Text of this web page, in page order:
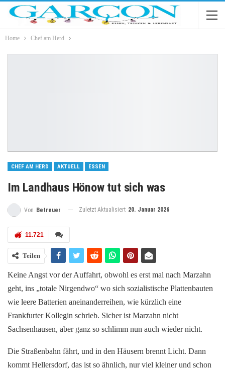
Home Chef am Herd
CHEF AM HERD AKTUELL ESSEN
Im Landhaus Hönow tut sich was
Von Betreuer Zuletzt Aktualisiert 20. Januar 2026
11.721
Teilen
Keine Angst vor der Auffahrt, obwohl es erst mal nach Marzahn
geht, ins „totale Nirgendwo“ wo sich sozialistische Plattenbauten
wie leere Batterien aneinanderreihen, wie kürzlich eine
Frankfurter Kollegin schrieb. Sicher ist Marzahn nicht
Sachsenhausen, aber ganz so schlimm nun auch wieder nicht.
Die Straßenbahn fährt, und in den Häusern brennt Licht. Dann
kommt Hellersdorf, das ist so ähnlich, nur viel kleiner und schon